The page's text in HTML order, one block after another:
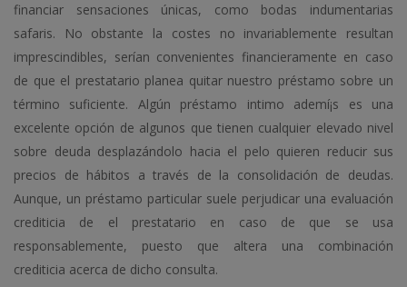
financiar sensaciones únicas, como bodas indumentarias
safaris. No obstante la costes no invariablemente resultan
imprescindibles, serían convenientes financieramente en caso
de que el prestatario planea quitar nuestro préstamo sobre un
término suficiente. Algún préstamo intimo ademí¡s es una
excelente opción de algunos que tienen cualquier elevado nivel
sobre deuda desplazándolo hacia el pelo quieren reducir sus
precios de hábitos a través de la consolidación de deudas.
Aunque, un préstamo particular suele perjudicar una evaluación
crediticia de el prestatario en caso de que se usa
responsablemente, puesto que altera una combinación
crediticia acerca de dicho consulta.